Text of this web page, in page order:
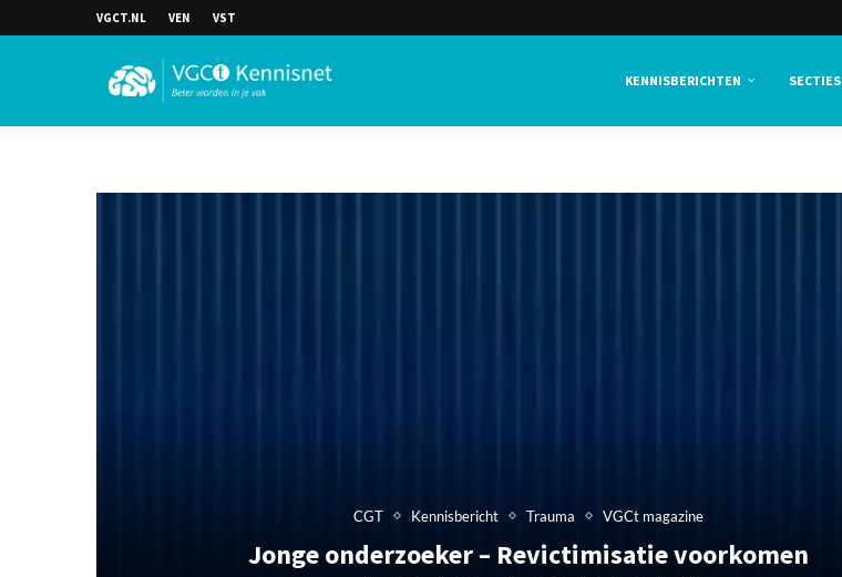
VGCT.NL VEN VST
KENNISBERICHTEN SECTIES
CGT Kennisbericht Trauma VGCt magazine
Jonge onderzoeker – Revictimisatie voorkomen